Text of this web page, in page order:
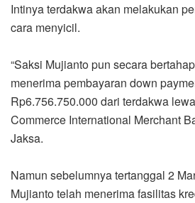
Intinya terdakwa akan melakukan
cara menyicil.
“Saksi Mujianto pun secara
menerima pembayaran down
Rp6.756.750.000 dari terdakwa
Commerce International Merchant
Jaksa.
Namun sebelumnya tertanggal 2
Mujianto telah menerima fasilitas